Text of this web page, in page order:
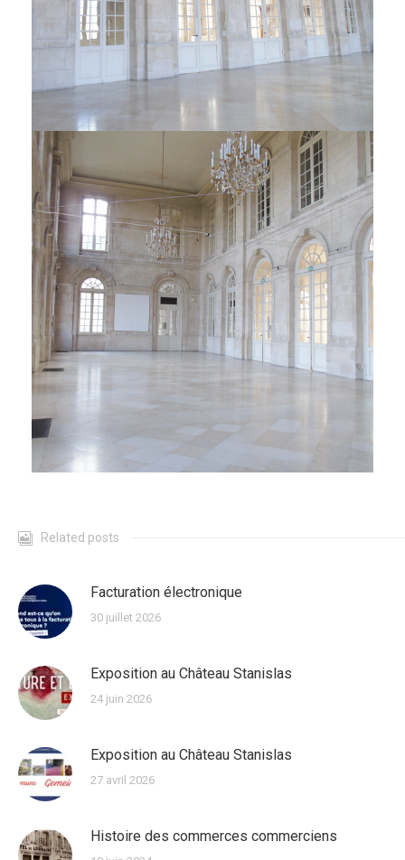
Related posts
Facturation électronique
30 juillet 2026
Exposition au Château Stanislas
24 juin 2026
Exposition au Château Stanislas
27 avril 2026
Histoire des commerces commerciens